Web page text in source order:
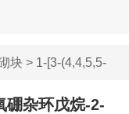
块> 1-[3-(4,4,5,5-
硼杂环戊烷-2-